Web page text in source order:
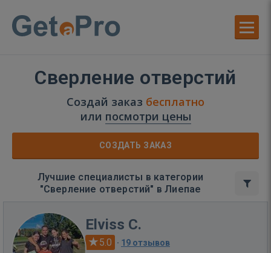
Сверление отверстий
Создай заказ бесплатно
или посмотри цены
СОЗДАТЬ ЗАКАЗ
Лучшие специалисты в категории
"Сверление отверстий" в Лиепае
Elviss C.
5.0 · 19 отзывов